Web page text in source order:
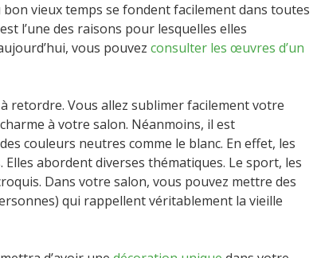
vieux temps se fondent facilement dans toutes
l’une des raisons pour lesquelles elles
vous pouvez consulter les œuvres d’un
retordre. Vous allez sublimer facilement votre
à votre salon. Néanmoins, il est
couleurs neutres comme le blanc. En effet, les
abordent diverses thématiques. Le sport, les
Dans votre salon, vous pouvez mettre des
qui rappellent véritablement la vieille